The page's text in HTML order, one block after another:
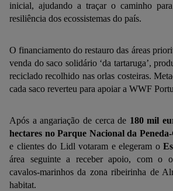
inicial, ajudando a traçar o caminho
resiliência dos ecossistemas do país.
O financiamento do restauro das áreas
venda do saco solidário ‘da tartaruga’,
reciclado recolhido nas orlas costeiras.
cada saco reverteu para apoiar a WWF
Após a angariação de cerca de 180 mil
hectares no Parque Nacional da Peneda-
e clientes do Lidl votaram e elegeram o
área seguinte a receber apoio, com o
cavalos-marinhos da zona ribeirinha de
habitat.